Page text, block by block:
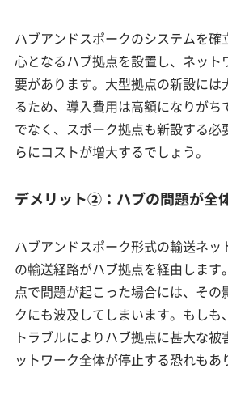
ハブアンドスポークのシステムを確
心となるハブ拠点を設置し、ネット
要があります。大型拠点の新設には
るため、導入費用は高額になりがち
でなく、スポーク拠点も新設する必
らにコストが増大するでしょう。
デメリット②：ハブの問題が全
ハブアンドスポーク形式の輸送ネッ
の輸送経路がハブ拠点を経由します
点で問題が起こった場合には、その
クにも波及してしまいます。もしも
トラブルによりハブ拠点に甚大な
ットワーク全体が停止する恐れもあ